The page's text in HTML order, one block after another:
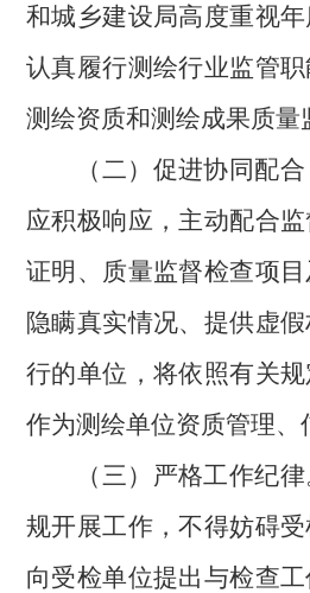
和城乡建设局高度重视
认真履行测绘行业监管
测绘资质和测绘成果质量
（二）促进协同配
应积极响应，主动配合
证明、质量监督检查项
隐瞒真实情况、提供虚
行的单位，将依照有关
作为测绘单位资质管理
（三）严格工作纪律
规开展工作，不得妨碍
向受检单位提出与检查